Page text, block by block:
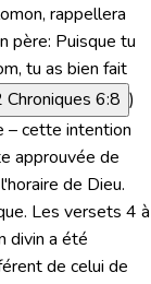
rappellera
père: Puisque tu
tu as bien fait
Chroniques 6:8 )
– cette intention
approuvée de
de Dieu.
Les versets 4 à
divin a été
de celui de